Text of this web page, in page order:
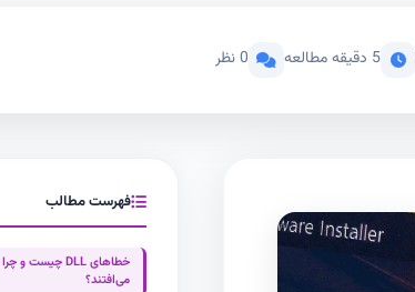
5 دقیقه مطالعه 0 نظر
فهرست مطالب
می‌افتند؟